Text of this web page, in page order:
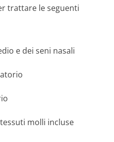
trattare le seguenti
e dei seni nasali
molli incluse